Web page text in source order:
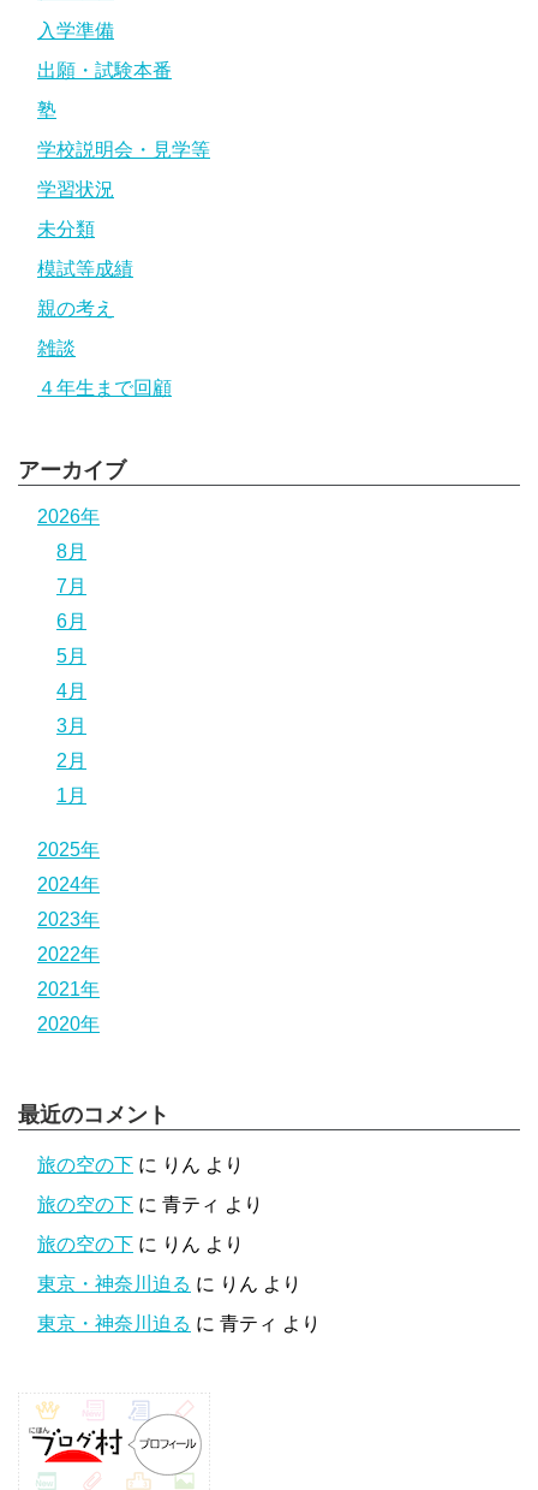
入学準備
出願・試験本番
塾
学校説明会・見学等
学習状況
未分類
模試等成績
親の考え
雑談
４年生まで回顧
アーカイブ
2026年
8月
7月
6月
5月
4月
3月
2月
1月
2025年
2024年
2023年
2022年
2021年
2020年
最近のコメント
旅の空の下 に りん より
旅の空の下 に 青ティ より
旅の空の下 に りん より
東京・神奈川迫る に りん より
東京・神奈川迫る に 青ティ より